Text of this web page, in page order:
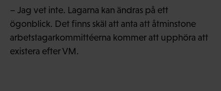
– Jag vet inte. Lagarna kan ändras på ett
ögonblick. Det finns skäl att anta att åtminstone
arbetstagarkommittéerna kommer att upphöra att
existera efter VM.